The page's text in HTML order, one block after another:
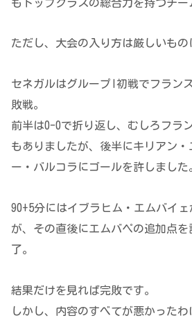
もトップクラスの総合力を持つチー
ただし、大会の入り方は厳しいもの
セネガルはグループI初戦でフラン
敗戦。
前半は0-0で折り返し、むしろフラ
もありましたが、後半にキリアン・
ー・バルコラにゴールを許しました
90+5分にはイブラヒム・エムバイ
が、その直後にエムバペの追加点
了。
結果だけを見れば完敗です。
しかし、内容のすべてが悪かったわ